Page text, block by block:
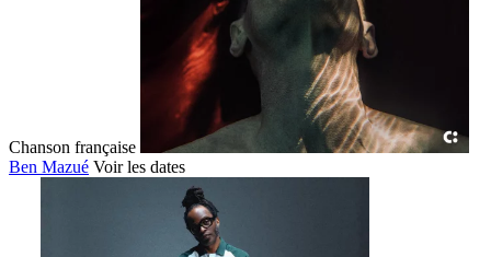
Chanson française
Ben Mazué Voir les dates